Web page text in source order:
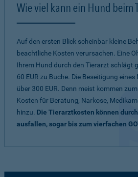
Wie viel kann ein Hund beim
Auf den ersten Blick scheinbar kleine
beachtliche Kosten verursachen. Eine
Ihrem Hund durch den Tierarzt schlägt
60 EUR zu Buche. Die Beseitigung
über 300 EUR. Denn meist kommen
Kosten für Beratung, Narkose,
hinzu. Die Tierarztkosten können
ausfallen, sogar bis zum vierfachen